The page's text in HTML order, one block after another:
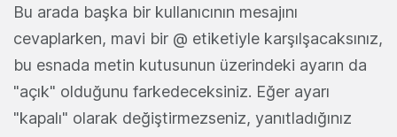
Bu arada başka bir kullanıcının mesajını
cevaplarken, mavi bir @ etiketiyle karşılşacaksınız,
bu esnada metin kutusunun üzerindeki ayarın da
"açık" olduğunu farkedeceksiniz. Eğer ayarı
"kapalı" olarak değiştirmezseniz, yanıtladığınız